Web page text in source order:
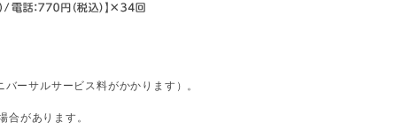
ーサルサービス料がかかります）。
があります。